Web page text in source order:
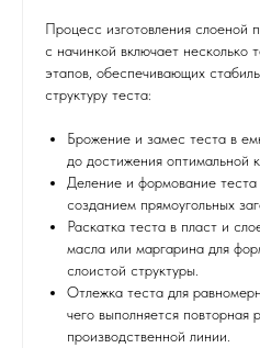
Процесс изготовления слоеной
с начинкой включает несколько
этапов, обеспечивающих
структуру теста:
Брожение и замес теста в
до достижения оптимальной
Деление и формование
созданием прямоугольных
Раскатка теста в пласт и
масла или маргарина для
слоистой структуры.
Отлежка теста для
чего выполняется повторная
производственной линии.